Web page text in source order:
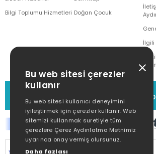
Bilgi Toplumu Hizmetleri Doğan Çocuk
İlgili
MÜŞTERİ HİZMETLERİ
(0212) 373 77 00
SİTEMİZ
Bu web sitesi çerezler
kullanır
Bu web sitesi kullanıcı deneyimini
iyileştirmek için çerezler kullanır. Web
sitemizi kullanmak suretiyle tüm
çerezlere Çerez Aydınlatma Metnimiz
uyarınca onay vermiş olursunuz.
Daha fazlası